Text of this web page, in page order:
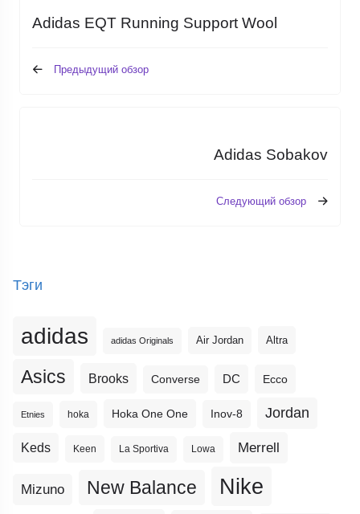
Adidas EQT Running Support Wool
Предыдущий обзор
Adidas Sobakov
Следующий обзор
Тэги
adidas adidas Originals Air Jordan Altra
Asics Brooks Converse DC Ecco
Etnies hoka Hoka One One Inov-8 Jordan
Keds Keen La Sportiva Lowa Merrell
Mizuno New Balance Nike